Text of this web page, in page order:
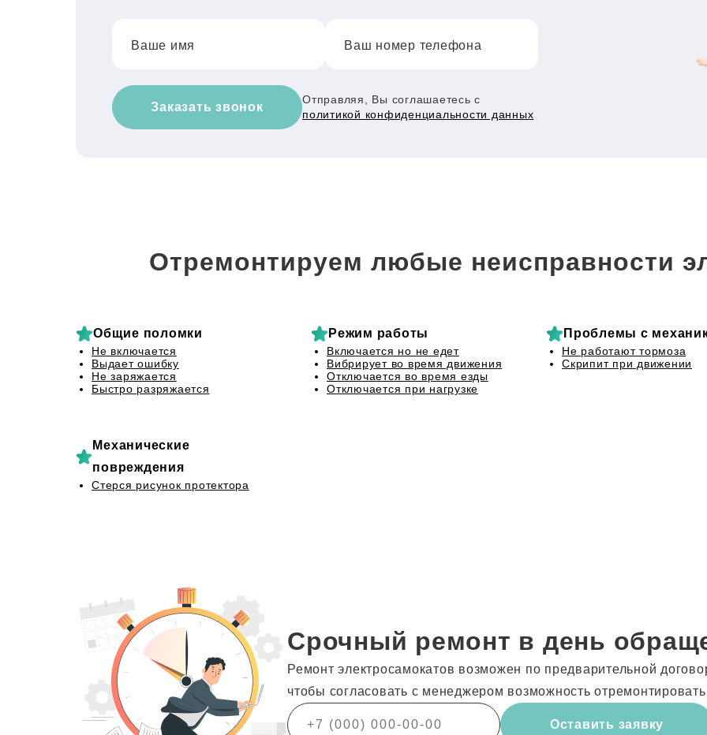
Ваше имя Ваш номер телефона
Заказать звонок
Отправляя, Вы соглашаетесь с
политикой конфиденциальности данных
Отремонтируем любые неисправности
Общие поломки
Не включается
Выдает ошибку
Не заряжается
Быстро разряжается
Режим работы
Включается но не едет
Вибрирует во время движения
Отключается во время езды
Отключается при нагрузке
Проблемы с
Не работают тормоза
Скрипит при движении
Механические
повреждения
Стерся рисунок протектора
Срочный ремонт в день
Ремонт электросамокатов возможен по предварительной
чтобы согласовать с менеджером возможность
Оставить заявку